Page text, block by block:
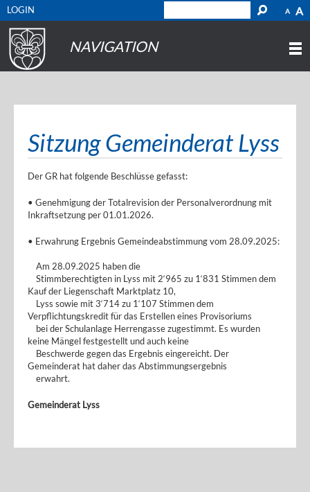
A A
LOGIN
NAVIGATION
Sitzung Gemeinderat Lyss
Der GR hat folgende Beschlüsse gefasst:
• Genehmigung der Totalrevision der Personalverordnung mit
Inkraftsetzung per 01.01.2026.
• Erwahrung Ergebnis Gemeindeabstimmung vom 28.09.2025:
Am 28.09.2025 haben die
Stimmberechtigten in Lyss mit 2‘965 zu 1‘831 Stimmen dem
Kauf der Liegenschaft Marktplatz 10,
Lyss sowie mit 3‘714 zu 1‘107 Stimmen dem
Verpflichtungskredit für das Erstellen eines Provisoriums
bei der Schulanlage Herrengasse zugestimmt. Es wurden
keine Mängel festgestellt und auch keine
Beschwerde gegen das Ergebnis eingereicht. Der
Gemeinderat hat daher das Abstimmungsergebnis
erwahrt.
Gemeinderat Lyss